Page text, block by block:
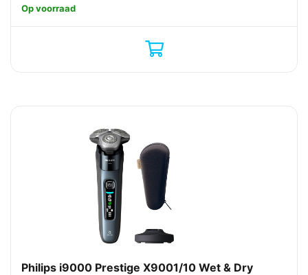
Op voorraad
Philips i9000 Prestige X9001/10 Wet & Dry